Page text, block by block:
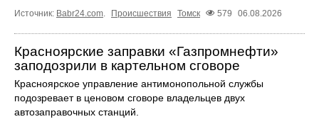
Источник: Babr24.com. Происшествия Томск 579 06.08.2026
Красноярские заправки «Газпромнефти»
заподозрили в картельном сговоре
Красноярское управление антимонопольной службы
подозревает в ценовом сговоре владельцев двух
автозаправочных станций.